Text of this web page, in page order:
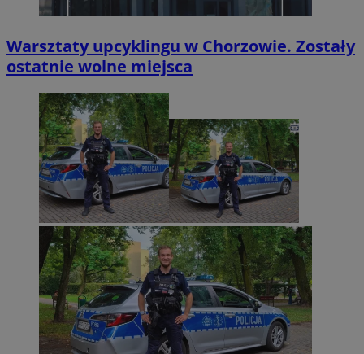
Warsztaty upcyklingu w Chorzowie. Zostały
ostatnie wolne miejsca